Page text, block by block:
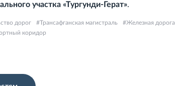
участка «Тургунди-Герат».
дорог Трансафганская магистраль Железная дорога
коридор